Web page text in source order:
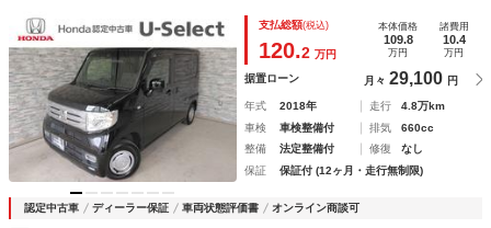
メーションディスプレイ オートエアコン スマートキー オ
ートライトコントロール セキュリティ Ａストップ ＰＳ
エアバッグ Ｒカメラ ＰＷ
支払総額(税込)
120.2 万円
本体価格
109.8
万円
諸費用
10.4
万円
据置ローン 月々 29,100 円
年式 2018年 走行
4.8万km
車検
車検整備付 排気
660cc
整備
法定整備付 修復
なし
保証
保証付 (12ヶ月・走行無制限)
認定中古車 ディーラー保証 車両状態評価書 オンライン商談可